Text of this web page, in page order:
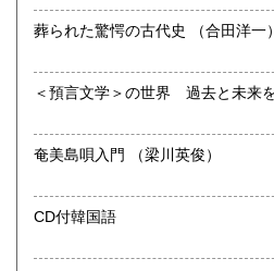
葬られた驚愕の古代史 （合田洋一）
奄美島唄入門 （梁川英俊）
CD付韓国語